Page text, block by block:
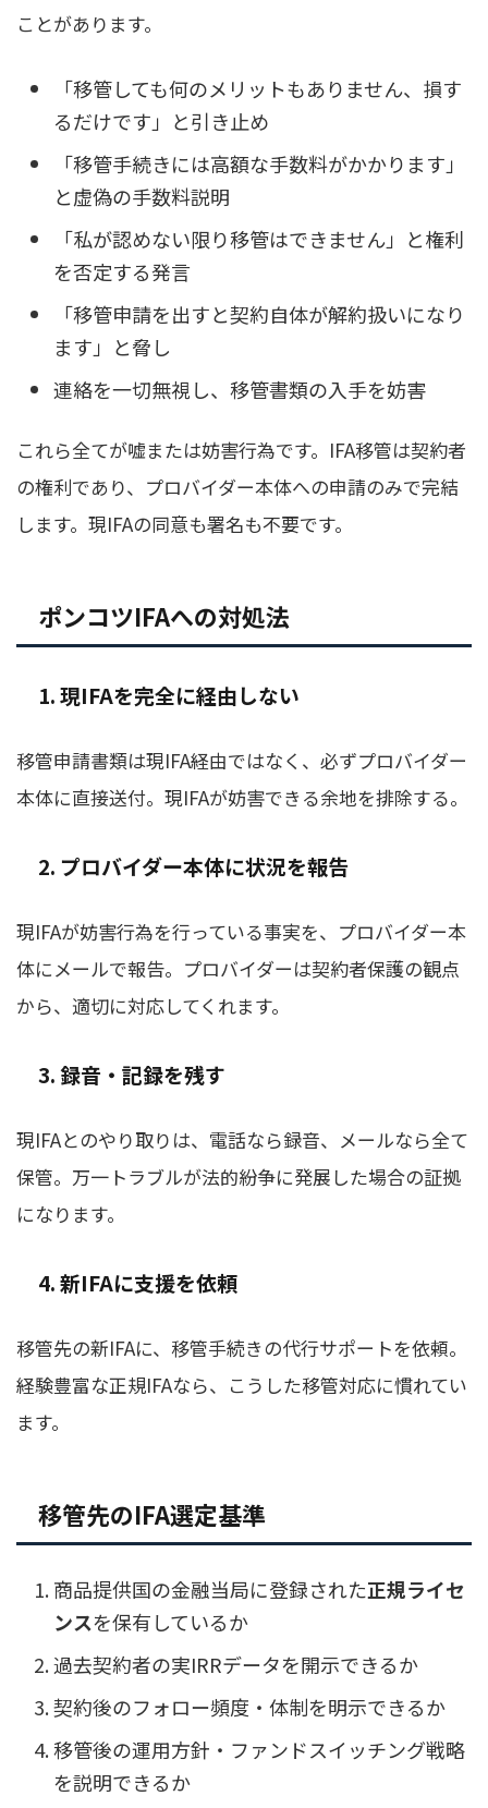
ことがあります。
「移管しても何のメリットもありません、損す
るだけです」と引き止め
「移管手続きには高額な手数料がかかります」
と虚偽の手数料説明
「私が認めない限り移管はできません」と権利
を否定する発言
「移管申請を出すと契約自体が解約扱いになり
ます」と脅し
連絡を一切無視し、移管書類の入手を妨害
これら全てが嘘または妨害行為です。IFA移管は契約者
の権利であり、プロバイダー本体への申請のみで完結
します。現IFAの同意も署名も不要です。
ポンコツIFAへの対処法
1. 現IFAを完全に経由しない
移管申請書類は現IFA経由ではなく、必ずプロバイダー
本体に直接送付。現IFAが妨害できる余地を排除する。
2. プロバイダー本体に状況を報告
現IFAが妨害行為を行っている事実を、プロバイダー本
体にメールで報告。プロバイダーは契約者保護の観点
から、適切に対応してくれます。
3. 録音・記録を残す
現IFAとのやり取りは、電話なら録音、メールなら全て
保管。万一トラブルが法的紛争に発展した場合の証拠
になります。
4. 新IFAに支援を依頼
移管先の新IFAに、移管手続きの代行サポートを依頼。
経験豊富な正規IFAなら、こうした移管対応に慣れてい
ます。
移管先のIFA選定基準
商品提供国の金融当局に登録された正規ライセ
ンスを保有しているか
過去契約者の実IRRデータを開示できるか
契約後のフォロー頻度・体制を明示できるか
移管後の運用方針・ファンドスイッチング戦略
を説明できるか